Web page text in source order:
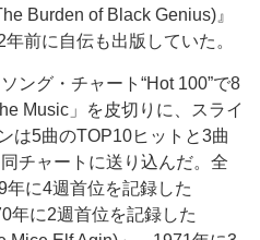
Burden of Black Genius)』
前に自伝も出版していた。
ング・チャート“Hot 100”で8
Music」を皮切りに、スライ
は5曲のTOP10ヒットと3曲
チャートに送り込んだ。全
に4週首位を記録した
年に2週首位を記録した